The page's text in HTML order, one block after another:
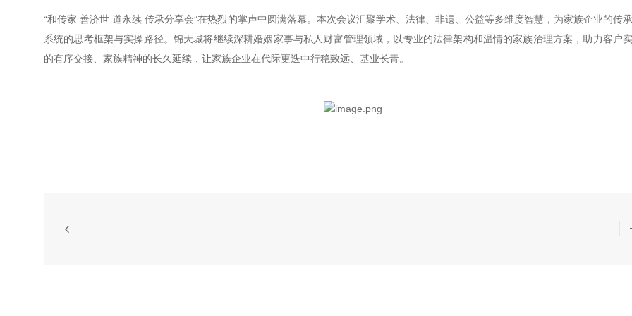
“和传家 善济世 道永续 传承分享会”在热烈的掌声中圆满落幕。本次会议汇聚学术、法律、非遗、公益等多维度智慧，为家族企业的传
系统的思考框架与实操路径。锦天城将继续深耕婚姻家事与私人财富管理领域，以专业的法律架构和温情的家族治理方案，助力客户
的有序交接、家族精神的长久延续，让家族企业在代际更迭中行稳致远、基业长青。